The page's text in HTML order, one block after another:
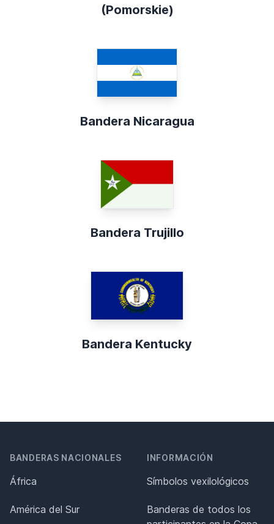
(Pomorskie)
Bandera Nicaragua
Bandera Trujillo
Bandera Kentucky
BANDERAS NACIONALES
África
América del Sur
INFORMACIÓN
Símbolos vexilológicos
Banderas de todos los